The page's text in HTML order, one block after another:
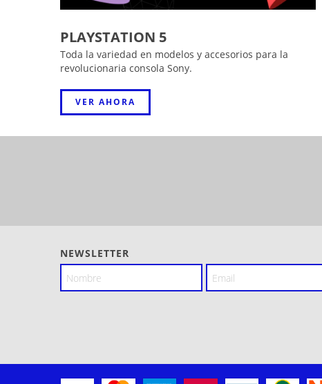
PLAYSTATION 5
Toda la variedad en modelos y accesorios para la
revolucionaria consola Sony.
VER AHORA
NEWSLETTER